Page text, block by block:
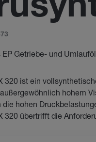
Getriebe- und Umlauföl
320 ist ein
hohem
die hohen
320 übertrifft die